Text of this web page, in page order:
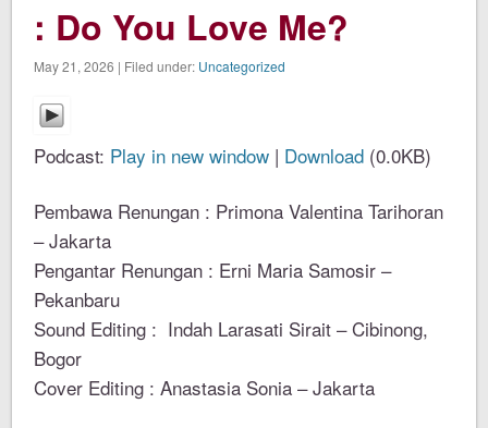
: Do You Love Me?
May 21, 2026 | Filed under: Uncategorized
Podcast: Play in new window | Download (0.0KB)
Pembawa Renungan : Primona Valentina Tarihoran
– Jakarta
Pengantar Renungan : Erni Maria Samosir –
Pekanbaru
Sound Editing : Indah Larasati Sirait – Cibinong,
Bogor
Cover Editing : Anastasia Sonia – Jakarta